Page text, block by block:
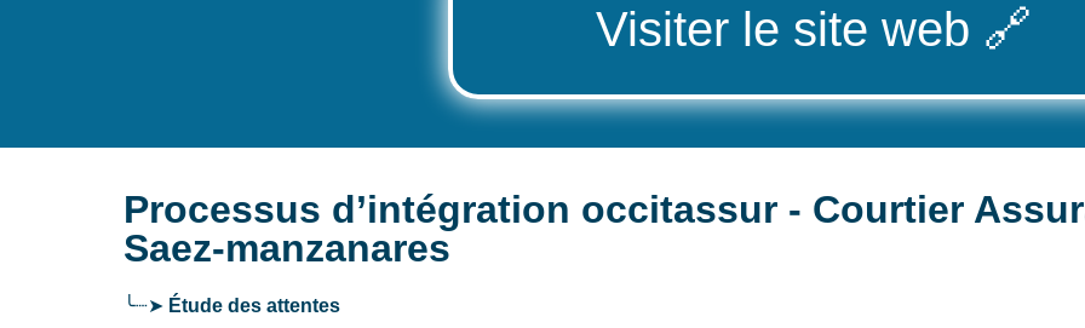
Visiter le site web 🔗
Processus d’intégration occitassur - Courtier
Saez-manzanares
╰┈➤ Étude des attentes